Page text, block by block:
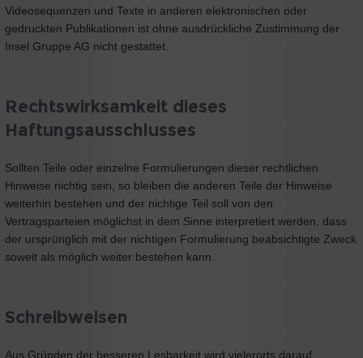
Videosequenzen und Texte in anderen elektronischen oder
gedruckten Publikationen ist ohne ausdrückliche Zustimmung der
Insel Gruppe AG nicht gestattet.
Rechtswirksamkeit dieses
Haftungsausschlusses
Sollten Teile oder einzelne Formulierungen dieser rechtlichen
Hinweise nichtig sein, so bleiben die anderen Teile der Hinweise
weiterhin bestehen und der nichtige Teil soll von den
Vertragsparteien möglichst in dem Sinne interpretiert werden, dass
der ursprünglich mit der nichtigen Formulierung beabsichtigte Zweck
soweit als möglich weiter bestehen kann.
Schreibweisen
Aus Gründen der besseren Lesbarkeit wird vielerorts darauf